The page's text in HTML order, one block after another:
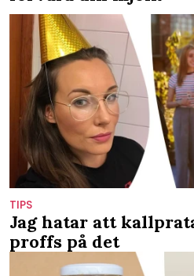
TIPS
Jag hatar att
proffs på det